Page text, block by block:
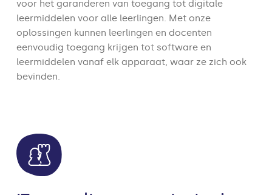
voor het garanderen van toegang tot digitale
leermiddelen voor alle leerlingen. Met onze
oplossingen kunnen leerlingen en docenten
eenvoudig toegang krijgen tot software en
leermiddelen vanaf elk apparaat, waar ze zich ook
bevinden.